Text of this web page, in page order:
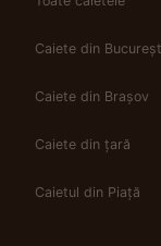
Caiete din
Caiete din Brașov
Caiete din țară
Caietul din Piață